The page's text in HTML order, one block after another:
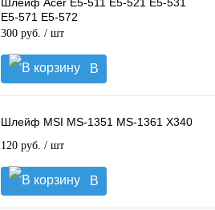
Шлейф Acer E5-511 E5-521 E5-531
E5-571 E5-572
300 руб. / шт
В
корзину
Шлейф MSI MS-1351 MS-1361 X340
120 руб. / шт
В